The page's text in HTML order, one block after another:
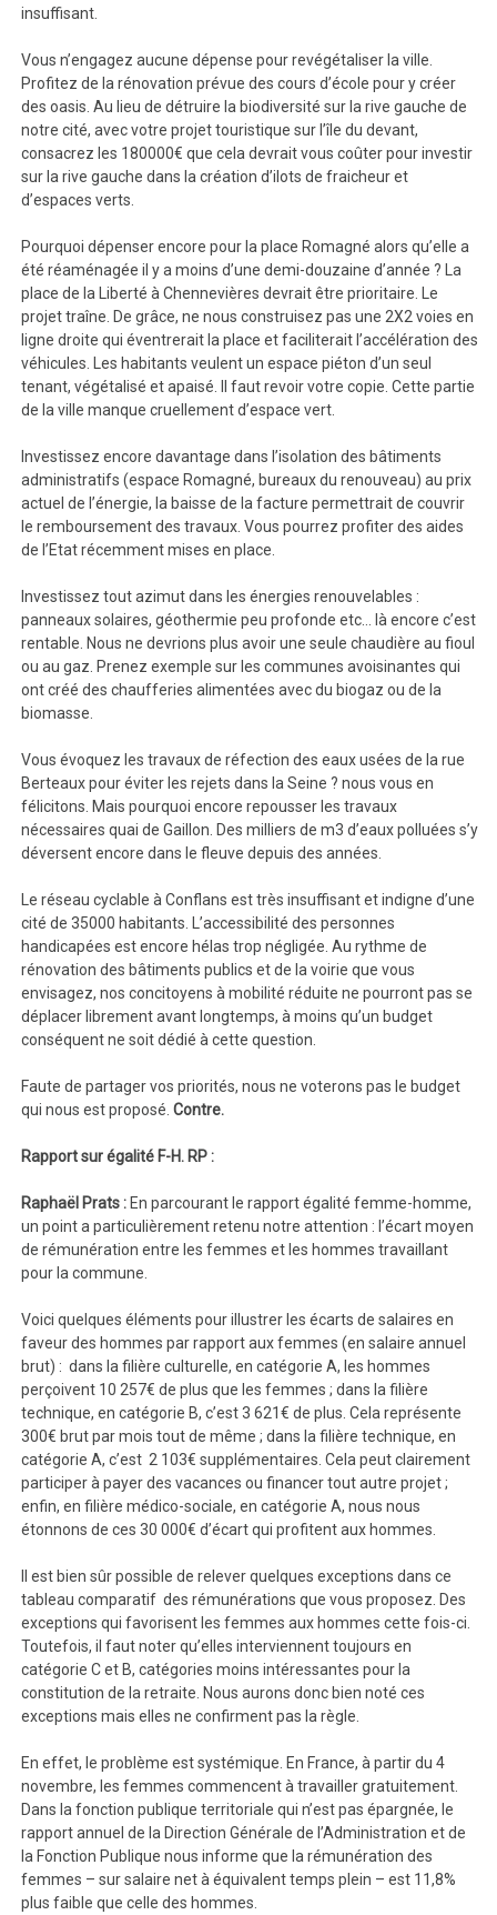
insuffisant.
Vous n’engagez aucune dépense pour revégétaliser la ville.
Profitez de la rénovation prévue des cours d’école pour y créer
des oasis. Au lieu de détruire la biodiversité sur la rive gauche de
notre cité, avec votre projet touristique sur l’île du devant,
consacrez les 180000€ que cela devrait vous coûter pour investir
sur la rive gauche dans la création d’ilots de fraicheur et
d’espaces verts.
Pourquoi dépenser encore pour la place Romagné alors qu’elle a
été réaménagée il y a moins d’une demi-douzaine d’année ? La
place de la Liberté à Chennevières devrait être prioritaire. Le
projet traîne. De grâce, ne nous construisez pas une 2X2 voies en
ligne droite qui éventrerait la place et faciliterait l’accélération des
véhicules. Les habitants veulent un espace piéton d’un seul
tenant, végétalisé et apaisé. Il faut revoir votre copie. Cette partie
de la ville manque cruellement d’espace vert.
Investissez encore davantage dans l’isolation des bâtiments
administratifs (espace Romagné, bureaux du renouveau) au prix
actuel de l’énergie, la baisse de la facture permettrait de couvrir
le remboursement des travaux. Vous pourrez profiter des aides
de l’Etat récemment mises en place.
Investissez tout azimut dans les énergies renouvelables :
panneaux solaires, géothermie peu profonde etc… là encore c’est
rentable. Nous ne devrions plus avoir une seule chaudière au fioul
ou au gaz. Prenez exemple sur les communes avoisinantes qui
ont créé des chaufferies alimentées avec du biogaz ou de la
biomasse.
Vous évoquez les travaux de réfection des eaux usées de la rue
Berteaux pour éviter les rejets dans la Seine ? nous vous en
félicitons. Mais pourquoi encore repousser les travaux
nécessaires quai de Gaillon. Des milliers de m3 d’eaux polluées s’y
déversent encore dans le fleuve depuis des années.
Le réseau cyclable à Conflans est très insuffisant et indigne d’une
cité de 35000 habitants. L’accessibilité des personnes
handicapées est encore hélas trop négligée. Au rythme de
rénovation des bâtiments publics et de la voirie que vous
envisagez, nos concitoyens à mobilité réduite ne pourront pas se
déplacer librement avant longtemps, à moins qu’un budget
conséquent ne soit dédié à cette question.
Faute de partager vos priorités, nous ne voterons pas le budget
qui nous est proposé.Contre.
Rapport sur égalité F-H. RP :
Raphaël Prats : En parcourant le rapport égalité femme-homme,
un point a particulièrement retenu notre attention : l’écart moyen
de rémunération entre les femmes et les hommes travaillant
pour la commune.
Voici quelques éléments pour illustrer les écarts de salaires en
faveur des hommes par rapport aux femmes (en salaire annuel
brut) : dans la filière culturelle, en catégorie A, les hommes
perçoivent 10 257€ de plus que les femmes ; dans la filière
technique, en catégorie B, c’est 3 621€ de plus. Cela représente
300€ brut par mois tout de même ; dans la filière technique, en
catégorie A, c’est 2 103€ supplémentaires. Cela peut clairement
participer à payer des vacances ou financer tout autre projet ;
enfin, en filière médico-sociale, en catégorie A, nous nous
étonnons de ces 30 000€ d’écart qui profitent aux hommes.
Il est bien sûr possible de relever quelques exceptions dans ce
tableau comparatif des rémunérations que vous proposez. Des
exceptions qui favorisent les femmes aux hommes cette fois-ci.
Toutefois, il faut noter qu’elles interviennent toujours en
catégorie C et B, catégories moins intéressantes pour la
constitution de la retraite. Nous aurons donc bien noté ces
exceptions mais elles ne confirment pas la règle.
En effet, le problème est systémique. En France, à partir du 4
novembre, les femmes commencent à travailler gratuitement.
Dans la fonction publique territoriale qui n’est pas épargnée, le
rapport annuel de la Direction Générale de l’Administration et de
la Fonction Publique nous informe que la rémunération des
femmes – sur salaire net à équivalent temps plein – est 11,8%
plus faible que celle des hommes.